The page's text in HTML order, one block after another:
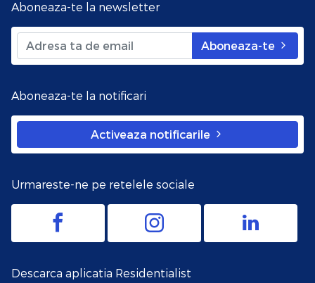
Aboneaza-te la newsletter
Aboneaza-te
Aboneaza-te la notificari
Activeaza notificarile
Urmareste-ne pe retelele sociale
Descarca aplicatia Residentialist